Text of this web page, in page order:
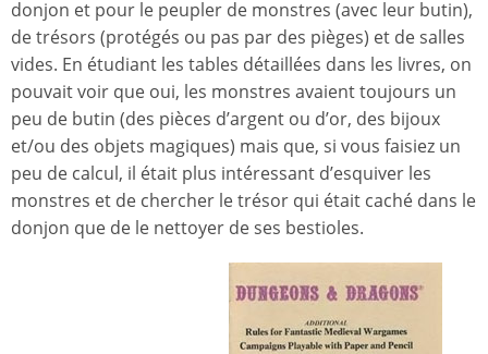
donjon et pour le peupler de monstres (avec leur butin),
de trésors (protégés ou pas par des pièges) et de salles
vides. En étudiant les tables détaillées dans les livres, on
pouvait voir que oui, les monstres avaient toujours un
peu de butin (des pièces d’argent ou d’or, des bijoux
et/ou des objets magiques) mais que, si vous faisiez un
peu de calcul, il était plus intéressant d’esquiver les
monstres et de chercher le trésor qui était caché dans le
donjon que de le nettoyer de ses bestioles.